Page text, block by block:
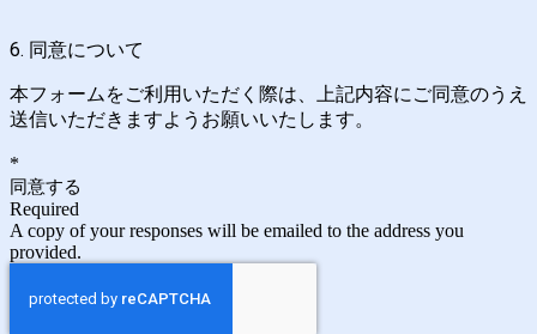
6. 同意について
本フォームをご利用いただく際は、上記内容にご同意のうえ
送信いただきますようお願いいたします。
*
同意する
Required
A copy of your responses will be emailed to the address you
provided.